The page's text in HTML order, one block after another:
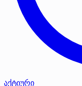
აქტიური